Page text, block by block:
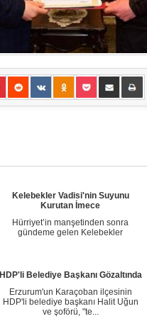
Kelebekler Vadisi'nin Suyunu
Kurutan İmece
Hürriyet’in manşetinden sonra
gündeme gelen Kelebekler
HDP'li Belediye Başkanı Gözaltında
Erzurum'un Karaçoban ilçesinin
HDP'li belediye başkanı Halit Uğun
ve şoförü, "te...